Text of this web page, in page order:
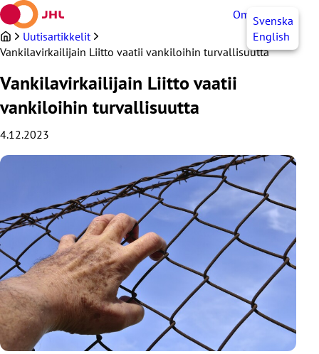
Siirry
sisältöön
OmaJHLSvenska
English
Uutisartikkelit
Vankilavirkailijain Liitto vaatii vankiloihin turvallisuutta
Vankilavirkailijain Liitto vaatii
vankiloihin turvallisuutta
4.12.2023